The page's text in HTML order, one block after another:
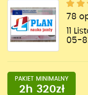
78
11
05-
PAKIET MINIMALNY
2h 320zł